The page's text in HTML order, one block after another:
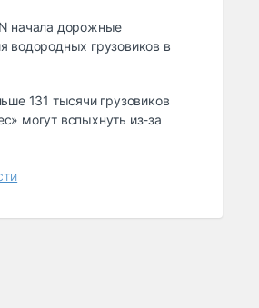
начала дорожные
водородных грузовиков в
131 тысячи грузовиков
могут вспыхнуть из-за